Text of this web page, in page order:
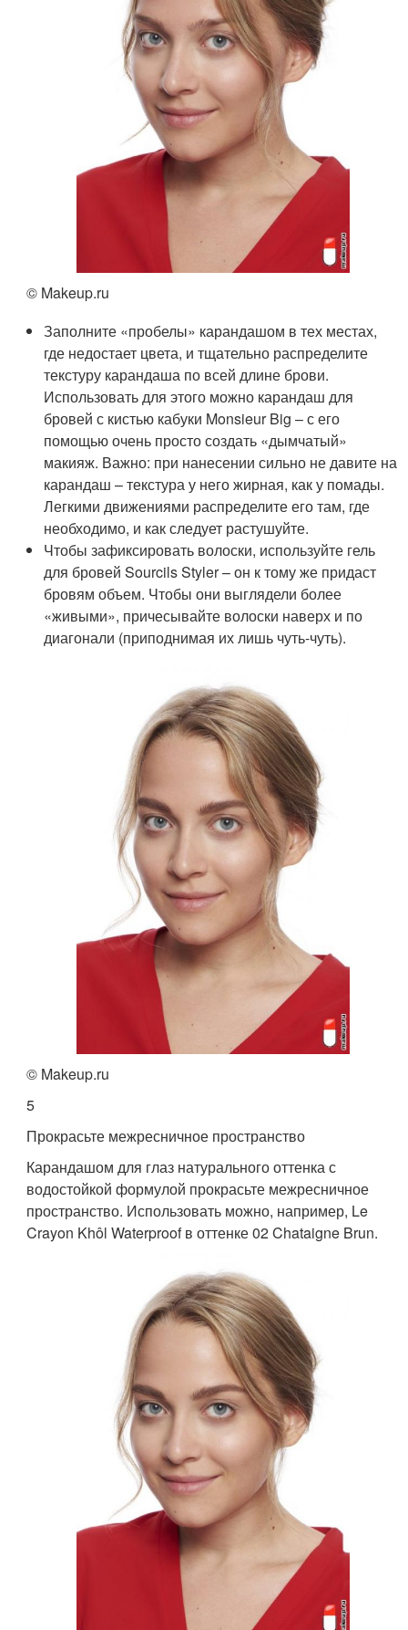
© Makeup.ru
Заполните «пробелы» карандашом в тех местах,
где недостает цвета, и тщательно распределите
текстуру карандаша по всей длине брови.
Использовать для этого можно карандаш для
бровей с кистью кабуки Monsieur Big – с его
помощью очень просто создать «дымчатый»
макияж. Важно: при нанесении сильно не давите на
карандаш – текстура у него жирная, как у помады.
Легкими движениями распределите его там, где
необходимо, и как следует растушуйте.
Чтобы зафиксировать волоски, используйте гель
для бровей Sourcils Styler – он к тому же придаст
бровям объем. Чтобы они выглядели более
«живыми», причесывайте волоски наверх и по
диагонали (приподнимая их лишь чуть-чуть).
© Makeup.ru
5
Прокрасьте межресничное пространство
Карандашом для глаз натурального оттенка с
водостойкой формулой прокрасьте межресничное
пространство. Использовать можно, например, Le
Crayon Khôl Waterproof в оттенке 02 Chataigne Brun.